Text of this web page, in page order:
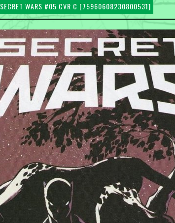
SECRET WARS #05 CVR C [75960608230800531]